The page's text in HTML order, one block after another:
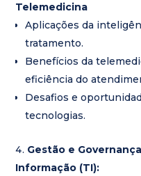
Telemedicina
Aplicações da
tratamento.
Benefícios da
eficiência do
Desafios e
tecnologias.
Gestão e
Informação (TI):